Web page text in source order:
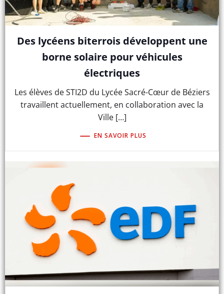
Des lycéens biterrois développent une
borne solaire pour véhicules
électriques
Les élèves de STI2D du Lycée Sacré-Cœur de Béziers
travaillent actuellement, en collaboration avec la
Ville […]
EN SAVOIR PLUS